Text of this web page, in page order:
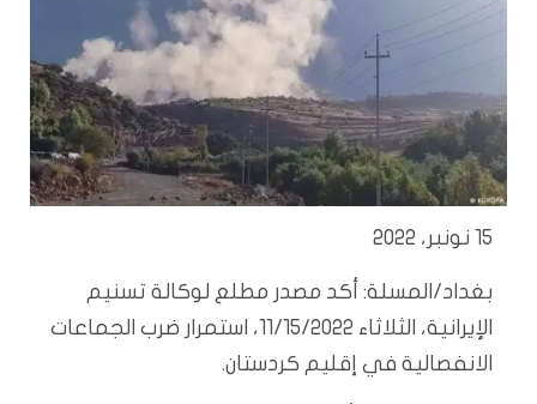
15 نونبر، 2022
بغداد/المسلة: أكد مصدر مطلع لوكالة تسنيم
الإيرانية، الثلاثاء 11/15/2022، استمرار ضرب الجماعات
الانفصالية في إقليم كردستان.